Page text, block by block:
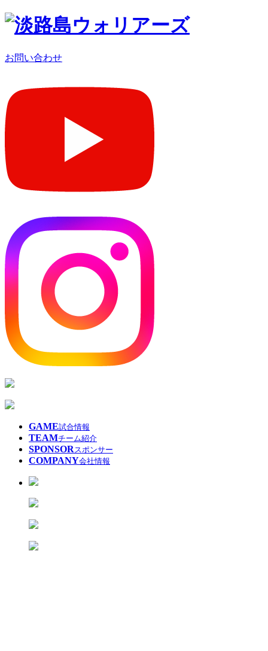
お問い合わせ
GAME試合情報
TEAMチーム紹介
SPONSOR スポンサー
COMPANY会社情報